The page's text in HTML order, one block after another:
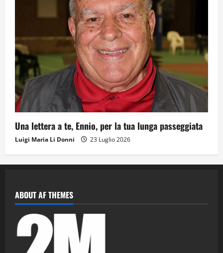
Una lettera a te, Ennio, per la tua lunga passeggiata
Luigi Maria Li Donni 23 Luglio 2026
ABOUT AF THEMES